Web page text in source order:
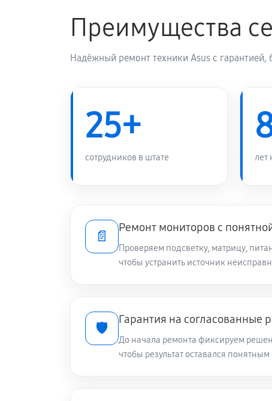
Преимущества
Надёжный ремонт техники Asus с гарантией,
25+
сотрудников в штате лет
📄
Ремонт мониторов с
Проверяем подсветку, матрицу,
чтобы устранить источник
🛡️
Гарантия на согласованные
До начала ремонта фиксируем
чтобы результат оставался